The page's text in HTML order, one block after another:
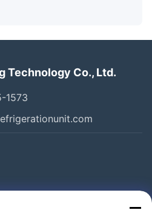
Technology Co., Ltd.
1573